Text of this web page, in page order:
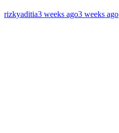
rizkyaditia3 weeks ago3 weeks ago